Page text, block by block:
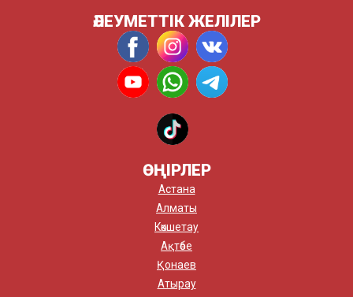
ӘЛЕУМЕТТІК ЖЕЛІЛЕР
ӨҢІРЛЕР
Астана
Алматы
Көкшетау
Ақтөбе
Қонаев
Атырау